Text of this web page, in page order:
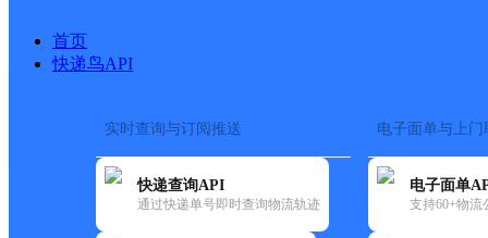
首页
快递鸟API
实时查询与订阅推送
快递查询API
通过快递单号即时查询物流轨迹
电子面单与上门
电子面单
支持60+物流
快运大全 快递时效